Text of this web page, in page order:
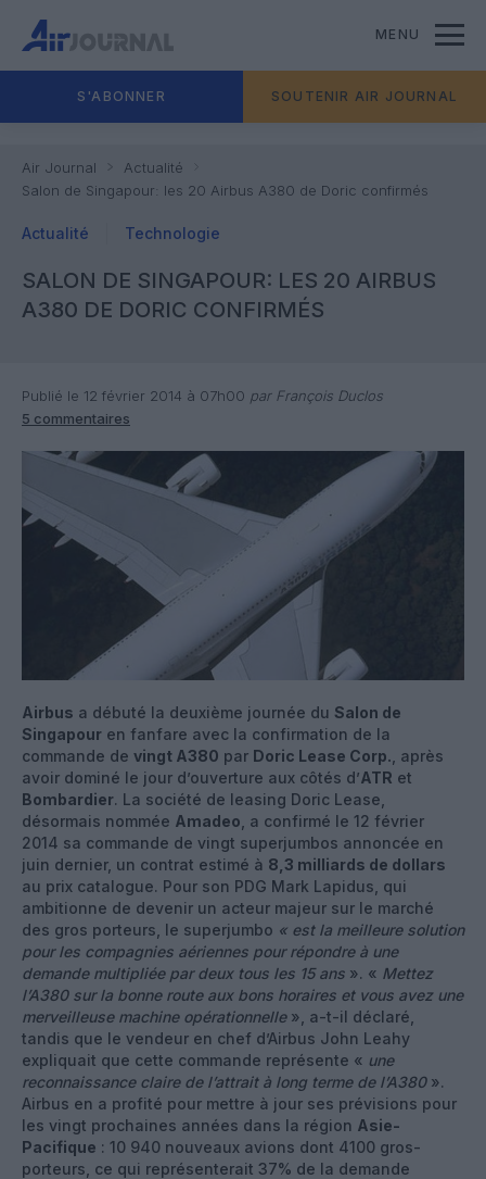
MENU
S'ABONNER SOUTENIR AIR JOURNAL
Air Journal
Actualité
Salon de Singapour: les 20 Airbus A380 de Doric confirmés
Actualité Technologie
SALON DE SINGAPOUR: LES 20 AIRBUS
A380 DE DORIC CONFIRMÉS
Publié le 12 février 2014 à 07h00 par François Duclos
5 commentaires
Airbus a débuté la deuxième journée du Salon de
Singapour en fanfare avec la confirmation de la
commande de vingt A380 par Doric Lease Corp. , après
avoir dominé le jour d’ouverture aux côtés d’ATR et
Bombardier. La société de leasing Doric Lease,
désormais nommée Amadeo , a confirmé le 12 février
2014 sa commande de vingt superjumbos annoncée en
juin dernier, un contrat estimé à 8,3 milliards de dollars
au prix catalogue. Pour son PDG Mark Lapidus, qui
ambitionne de devenir un acteur majeur sur le marché
des gros porteurs, le superjumbo « est la meilleure solution
pour les compagnies aériennes pour répondre à une
demande multipliée par deux tous les 15 ans ». « Mettez
l’A380 sur la bonne route aux bons horaires et vous avez une
merveilleuse machine opérationnelle», a-t-il déclaré,
tandis que le vendeur en chef d’Airbus John Leahy
expliquait que cette commande représente « une
reconnaissance claire de l’attrait à long terme de l’A380».
Airbus en a profité pour mettre à jour ses prévisions pour
les vingt prochaines années dans la région Asie-
Pacifique : 10 940 nouveaux avions dont 4100 gros-
porteurs, ce qui représenterait 37% de la demande